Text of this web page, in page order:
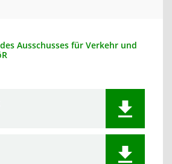
Ausschusses für Verkehr und